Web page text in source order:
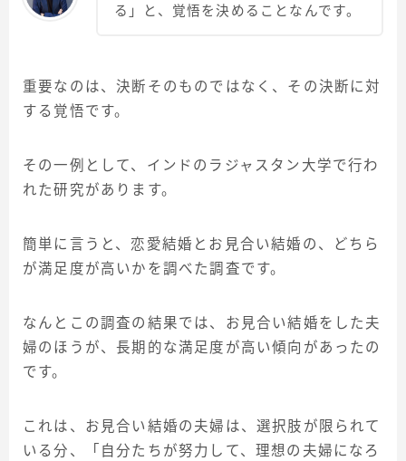
る」と、覚悟を決めることなんです。
重要なのは、決断そのものではなく、その決断に対
する覚悟です。
その一例として、インドのラジャスタン大学で行わ
れた研究があります。
簡単に言うと、恋愛結婚とお見合い結婚の、どちら
が満足度が高いかを調べた調査です。
なんとこの調査の結果では、お見合い結婚をした夫
婦のほうが、長期的な満足度が高い傾向があったの
です。
これは、お見合い結婚の夫婦は、選択肢が限られて
いる分、「自分たちが努力して、理想の夫婦になろ
今すぐLINE友だち追加！
自己理解を深める豪華な特典を受け取る！